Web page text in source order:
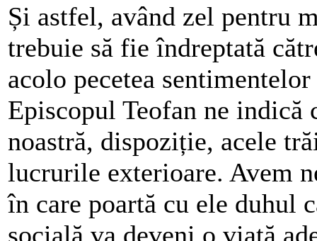
Și astfel, având zel pentru
trebuie să fie îndreptată
acolo pecetea
Episcopul Teofan ne
noastră, dispoziție, acele
lucrurile exterioare. Avem
în care poartă cu ele duhul
socială va deveni o viață